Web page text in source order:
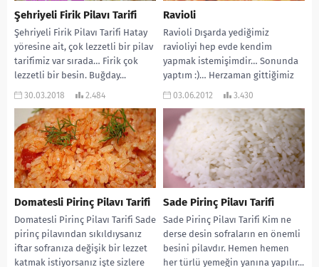
Şehriyeli Firik Pilavı Tarifi
Şehriyeli Firik Pilavı Tarifi Hatay
yöresine ait, çok lezzetli bir pilav
tarifimiz var sırada… Firik çok
lezzetli bir besin. Buğday...
30.03.2018 2.484
Ravioli
Ravioli Dışarda yediğimiz
ravioliyi hep evde kendim
yapmak istemişimdir… Sonunda
yaptım :)… Herzaman gittiğimiz
resttoranttan tarifini aldım ve
03.06.2012 3.430
Domatesli Pirinç Pilavı Tarifi
Domatesli Pirinç Pilavı Tarifi Sade
pirinç pilavından sıkıldıysanız
iftar sofranıza değişik bir lezzet
katmak istiyorsanız işte sizlere
Sade Pirinç Pilavı Tarifi
Sade Pirinç Pilavı Tarifi Kim ne
derse desin sofraların en önemli
besini pilavdır. Hemen hemen
her türlü yemeğin yanına yapılır...